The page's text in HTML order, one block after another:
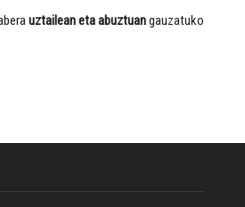
uztailean eta abuztuangauzatuko